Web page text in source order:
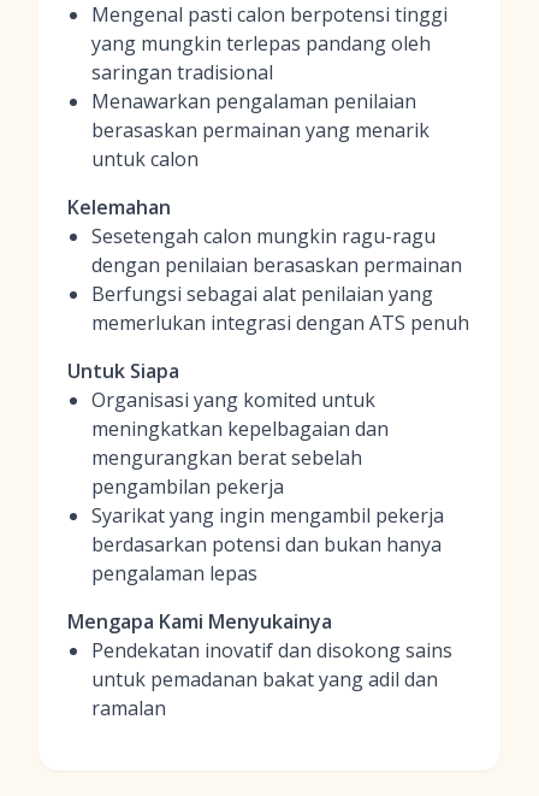
Mengenal pasti calon berpotensi tinggi
yang mungkin terlepas pandang oleh
saringan tradisional
Menawarkan pengalaman penilaian
berasaskan permainan yang menarik
untuk calon
Kelemahan
Sesetengah calon mungkin ragu-ragu
dengan penilaian berasaskan permainan
Berfungsi sebagai alat penilaian yang
memerlukan integrasi dengan ATS penuh
Untuk Siapa
Organisasi yang komited untuk
meningkatkan kepelbagaian dan
mengurangkan berat sebelah
pengambilan pekerja
Syarikat yang ingin mengambil pekerja
berdasarkan potensi dan bukan hanya
pengalaman lepas
Mengapa Kami Menyukainya
Pendekatan inovatif dan disokong sains
untuk pemadanan bakat yang adil dan
ramalan